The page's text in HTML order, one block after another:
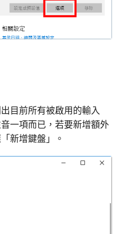
目前所有被啟用的輸入
一項而已，若要新增額外
新增鍵盤」。